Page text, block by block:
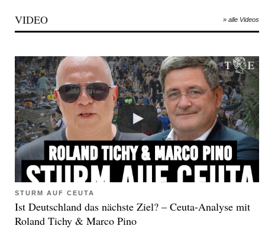
VIDEO » alle Videos
STURM AUF CEUTA
Ist Deutschland das nächste Ziel? – Ceuta-Analyse mit
Roland Tichy & Marco Pino